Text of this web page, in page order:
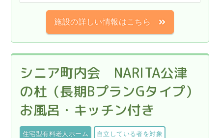
施設の詳しい情報はこちら
シニア町内会 NARITA公津
の杜（長期BプランGタイプ）
お風呂・キッチン付き
住宅型有料老人ホーム 自立している者を対象